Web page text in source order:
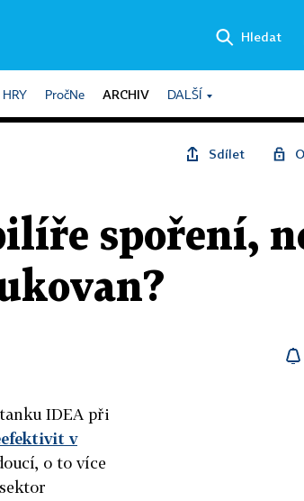
Hledat
HRY PročNe ARCHIV DALŠÍ
Sdílet
spoření,
IDEA při
v
o to více